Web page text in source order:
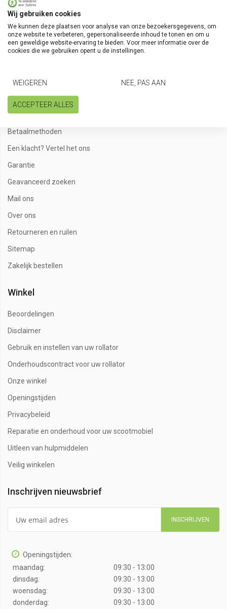
Volg onze kanalen
Algemene voorwaarden
Bestellen en bezorgen
Betaalmethoden
Een klacht? Vertel het ons
Garantie
Geavanceerd zoeken
Mail ons
Over ons
Retourneren en ruilen
Sitemap
Zakelijk bestellen
Winkel
Beoordelingen
Disclaimer
Gebruik en instellen van uw rollator
Onderhoudscontract voor uw rollator
Onze winkel
Openingstijden
Privacybeleid
Reparatie en onderhoud voor uw scootmobiel
Uitleen van hulpmiddelen
Veilig winkelen
Inschrijven nieuwsbrief
INSCHRIJVEN
Openingstijden:
maandag:
09:30 - 13:00
dinsdag:
09:30 - 13:00
woensdag:
09:30 - 13:00
donderdag:
09:30 - 13:00
Wij gebruiken cookies
We kunnen deze plaatsen voor analyse van onze bezoekersgegevens, om
onze website te verbeteren, gepersonaliseerde inhoud te tonen en om u
een geweldige website-ervaring te bieden. Voor meer informatie over de
cookies die we gebruiken opent u de instellingen.
WEIGEREN NEE, PAS AAN
ACCEPTEER ALLES